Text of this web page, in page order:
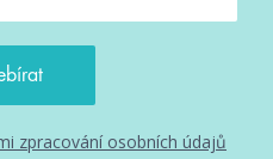
zpracování osobních údajů